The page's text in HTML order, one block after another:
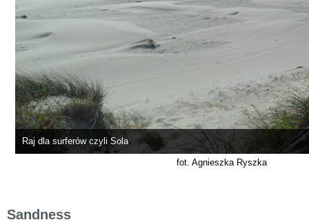
Raj dla surferów czyli Sola
fot. Agnieszka Ryszka
Sandness